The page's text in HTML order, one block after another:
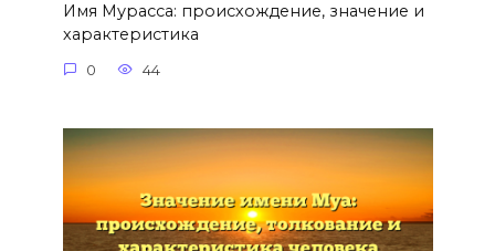
Имя Мурасса: происхождение, значение и
характеристика
0 44